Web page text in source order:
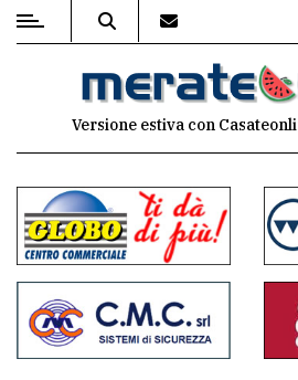
MENU
commenti
Contenuti
del
sito
Versione estiva con